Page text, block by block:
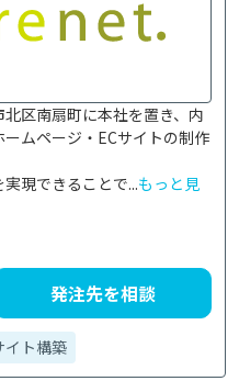
区南扇町に本社を置き、内
ムページ・ECサイトの制作
現できることで...もっと見
発注先を相談
イト構築